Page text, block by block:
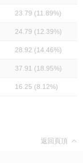
23.79 (11.89%)
24.79 (12.39%)
28.92 (14.46%)
37.91 (18.95%)
16.25 (8.12%)
返回頁頂